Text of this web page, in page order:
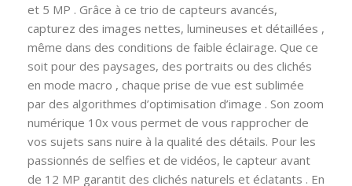
et 5 MP . Grâce à ce trio de capteurs avancés,
capturez des images nettes, lumineuses et détaillées ,
même dans des conditions de faible éclairage. Que ce
soit pour des paysages, des portraits ou des clichés
en mode macro , chaque prise de vue est sublimée
par des algorithmes d’optimisation d’image . Son zoom
numérique 10x vous permet de vous rapprocher de
vos sujets sans nuire à la qualité des détails. Pour les
passionnés de selfies et de vidéos, le capteur avant
de 12 MP garantit des clichés naturels et éclatants . En